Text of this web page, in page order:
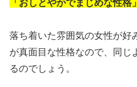
「おしとやかでまじめな性格」
落ち着いた雰囲気の女性が好
が真面目な性格なので、同じ
るのでしょう。